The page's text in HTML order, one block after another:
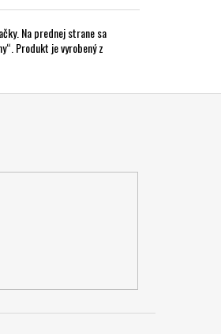
Na prednej strane sa
Produkt je vyrobený z